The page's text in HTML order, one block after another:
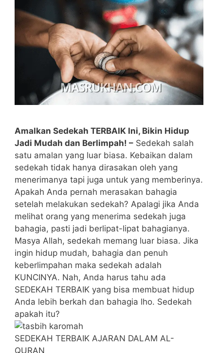
Amalkan Sedekah TERBAIK Ini, Bikin Hidup
Jadi Mudah dan Berlimpah! – Sedekah salah
satu amalan yang luar biasa. Kebaikan dalam
sedekah tidak hanya dirasakan oleh yang
menerimanya tapi juga untuk yang memberinya.
Apakah Anda pernah merasakan bahagia
setelah melakukan sedekah? Apalagi jika Anda
melihat orang yang menerima sedekah juga
bahagia, pasti jadi berlipat-lipat bahagianya.
Masya Allah, sedekah memang luar biasa. Jika
ingin hidup mudah, bahagia dan penuh
keberlimpahan maka sedekah adalah
KUNCINYA. Nah, Anda harus tahu ada
SEDEKAH TERBAIK yang bisa membuat hidup
Anda lebih berkah dan bahagia lho. Sedekah
apakah itu?
SEDEKAH TERBAIK AJARAN DALAM AL-
QURAN